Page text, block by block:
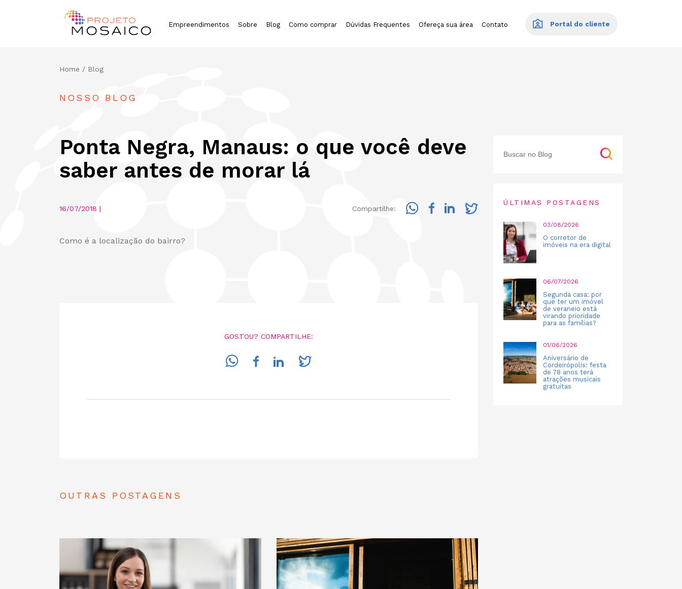
Empreendimentos Sobre Blog Como comprar Dúvidas Frequentes Ofereça sua área Contato Portal do cliente
Home / Blog
NOSSO BLOG
Ponta Negra, Manaus: o que você deve
saber antes de morar lá
16/07/2018 | Compartilhe:
Como é a localização do bairro?
GOSTOU? COMPARTILHE:
OUTRAS POSTAGENS
ÚLTIMAS POSTAGENS
03/08/2026
O corretor de
imóveis na era digital
06/07/2026
Segunda casa: por
que ter um imóvel
de veraneio está
virando prioridade
para as famílias?
01/06/2026
Aniversário de
Cordeirópolis: festa
de 78 anos terá
atrações musicais
gratuitas